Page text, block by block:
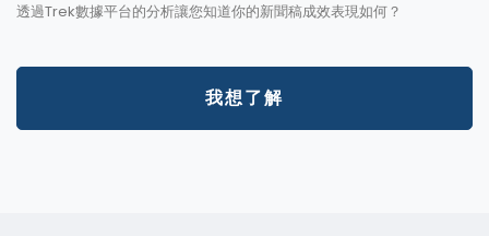
透過Trek數據平台的分析讓您知道你的新聞稿成效表現如何？
我想了解